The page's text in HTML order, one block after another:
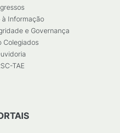
à Informação
e Governança
Colegiados
TAE